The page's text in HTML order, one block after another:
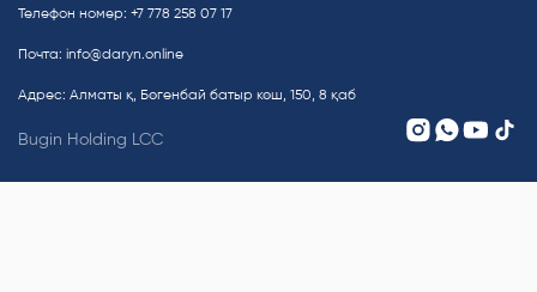
Телефон номер: +7 778 258 07 17
Почта: info@daryn.online
Адрес: Алматы қ, Бөгенбай батыр көш, 150, 8 қаб
Bugin Holding LCC